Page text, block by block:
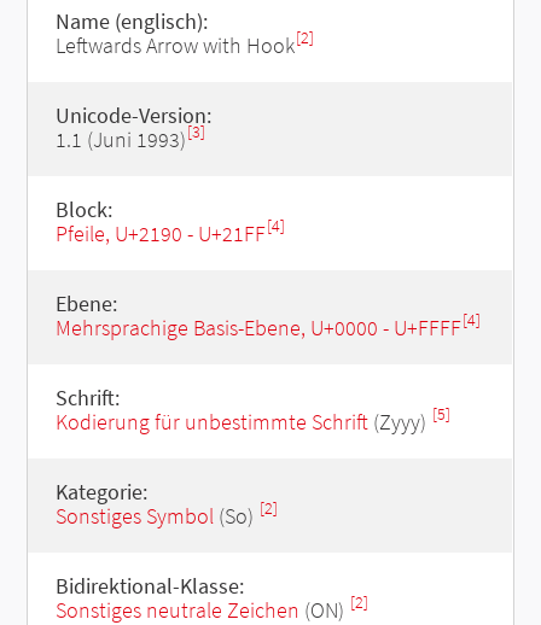
Name (englisch):
Leftwards Arrow with Hook[2]
Unicode-Version:
1.1 (Juni 1993)[3]
Block:
Pfeile, U+2190 - U+21FF[4]
Ebene:
Mehrsprachige Basis-Ebene, U+0000 - U+FFFF[4]
Schrift:
Kodierung für unbestimmte Schrift(Zyyy) [5]
Kategorie:
Sonstiges Symbol(So) [2]
Bidirektional-Klasse:
Sonstiges neutrale Zeichen (ON) [2]